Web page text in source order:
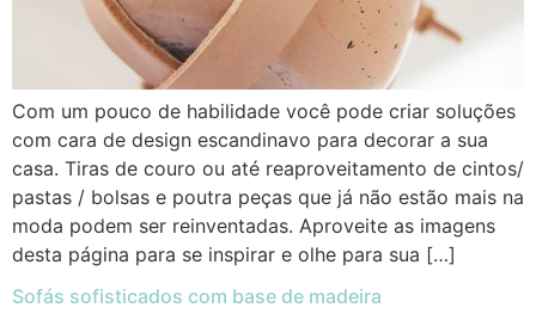
Com um pouco de habilidade você pode criar soluções
com cara de design escandinavo para decorar a sua
casa. Tiras de couro ou até reaproveitamento de cintos/
pastas / bolsas e poutra peças que já não estão mais na
moda podem ser reinventadas. Aproveite as imagens
desta página para se inspirar e olhe para sua […]
Sofás sofisticados com base de madeira